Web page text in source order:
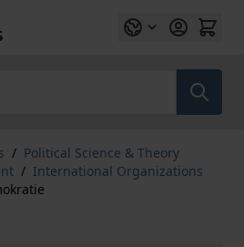
/ Political Science & Theory
/ International Organizations